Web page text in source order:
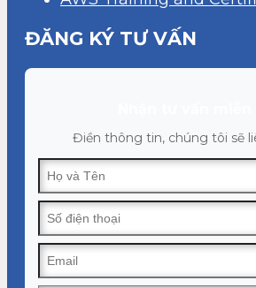
ĐĂNG KÝ TƯ VẤN
Điền thông tin, chúng tôi sẽ